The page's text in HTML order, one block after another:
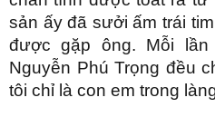
sản ấy đã sưởi ấm trái
được gặp ông. Mỗi
Nguyễn Phú Trọng đều
tôi chỉ là con em trong